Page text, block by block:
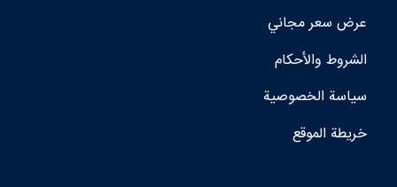
عرض سعر مجاني
الشروط والأحكام
سياسة الخصوصية
خريطة الموقع